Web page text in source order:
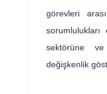
görevleri
sorumlulukları
sektörüne
değişkenlik